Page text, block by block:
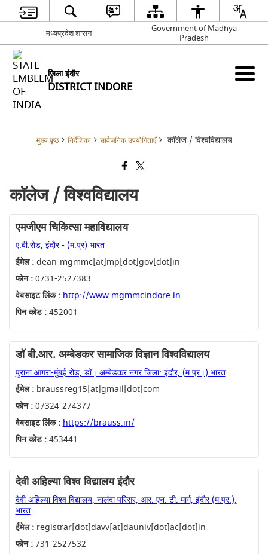
मध्यप्रदेश शासन
Government of Madhya
Pradesh
जिला इंदौर
DISTRICT INDORE
मुख्य पृष्ठ निर्देशिका सार्वजनिक उपयोगिताएँ कॉलेज / विश्वविद्यालय
कॉलेज / विश्वविद्यालय
एमजीएम चिकित्सा महाविद्यालय
ए.बी.रोड, इंदौर - (म.प्र) भारत
ईमेल :dean-mgmmc[at]mp[dot]gov[dot]in
फोन :0731-2527383
वेबसाइट लिंक : http://www.mgmmcindore.in
पिन कोड :452001
डॉ बी.आर. अम्बेडकर सामाजिक विज्ञान विश्वविद्यालय
पुराना आगरा-मुंबई रोड, डॉ। अम्बेडकर नगर जिला: इंदौर, (म.प्र।) भारत
ईमेल :braussreg15[at]gmail[dot]com
फोन :07324-274377
वेबसाइट लिंक : https://brauss.in/
पिन कोड :453441
देवी अहिल्या विश्व विद्यालय इंदौर
देवी अहिल्या विश्व विद्यालय, नालंदा परिसर, आर. एन. टी. मार्ग, इंदौर (म.प्र.),
भारत
ईमेल :registrar[dot]davv[at]dauniv[dot]ac[dot]in
फोन :731-2527532